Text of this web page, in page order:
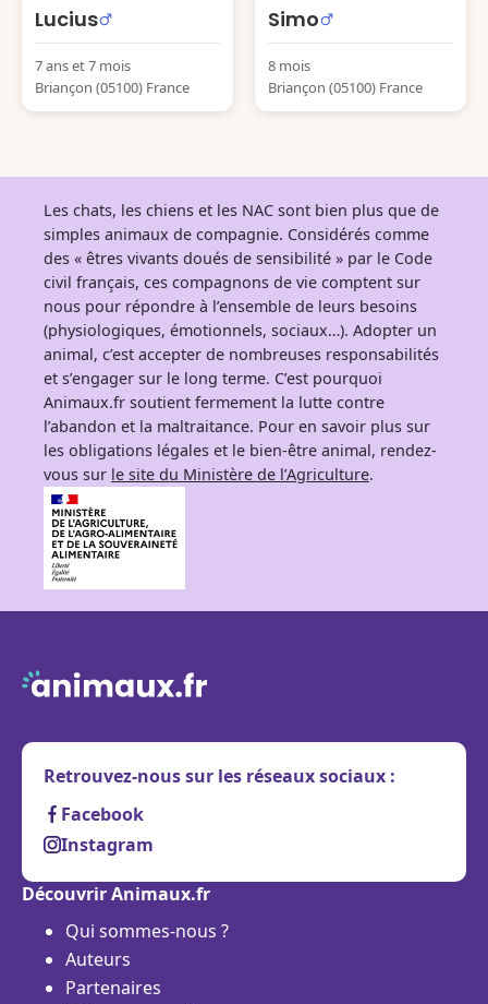
Lucius
7 ans et 7 mois
Briançon (05100) France
Simo
8 mois
Briançon (05100) France
Les chats, les chiens et les NAC sont bien plus que de
simples animaux de compagnie. Considérés comme
des « êtres vivants doués de sensibilité » par le Code
civil français, ces compagnons de vie comptent sur
nous pour répondre à l’ensemble de leurs besoins
(physiologiques, émotionnels, sociaux…). Adopter un
animal, c’est accepter de nombreuses responsabilités
et s’engager sur le long terme. C’est pourquoi
Animaux.fr soutient fermement la lutte contre
l’abandon et la maltraitance. Pour en savoir plus sur
les obligations légales et le bien-être animal, rendez-
vous sur le site du Ministère de l’Agriculture.
Retrouvez-nous sur les réseaux sociaux :
Facebook
Instagram
Découvrir Animaux.fr
Qui sommes-nous ?
Auteurs
Partenaires